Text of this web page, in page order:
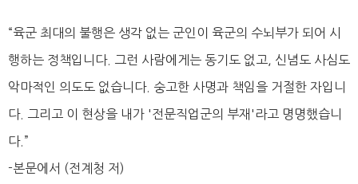
“육군 최대의 불행은 생각 없는 군인이 육군의 수뇌부가 되어 시
행하는 정책입니다. 그런 사람에게는 동기도 없고, 신념도 사심도
악마적인 의도도 없습니다. 숭고한 사명과 책임을 거절한 자입니
다. 그리고 이 현상을 내가 '전문직업군의 부재'라고 명명했습니
다.”
-본문에서 (전계청 저)